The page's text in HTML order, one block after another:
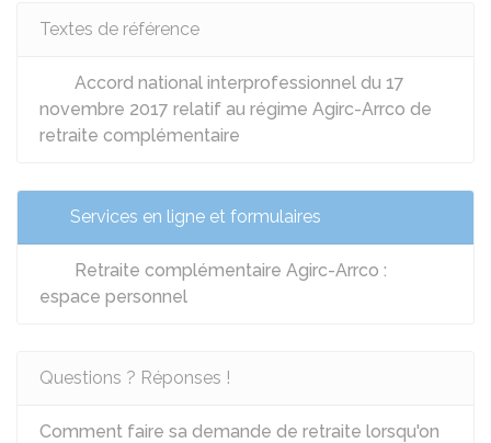
Textes de référence
Accord national interprofessionnel du 17
novembre 2017 relatif au régime Agirc-Arrco de
retraite complémentaire
Services en ligne et formulaires
Retraite complémentaire Agirc-Arrco :
espace personnel
Questions ? Réponses !
Comment faire sa demande de retraite lorsqu'on